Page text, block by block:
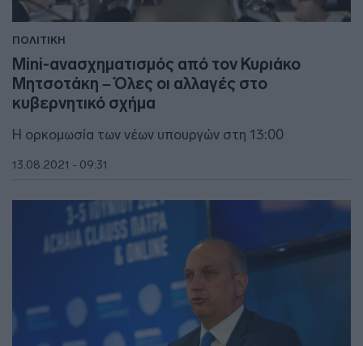
ΠΟΛΙΤΙΚΗ
Mini-ανασχηματισμός από τον Κυριάκο
Μητσοτάκη – Όλες οι αλλαγές στο
κυβερνητικό σχήμα
Η ορκομωσία των νέων υπουργών στη 13:00
13.08.2021 - 09:31